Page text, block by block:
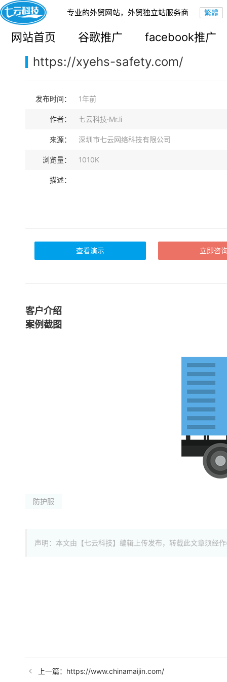
专业的外贸网站，外贸独立站服务商
网站首页 谷歌推广 facebook推广
您的当前位置： 网站首页>案例展示>B2B外贸独立站
https://xyehs-safety.com/
发布时间： 1年前
作者： 七云科技·Mr.li
来源： 深圳市七云网络科技有限公司
浏览量： 1010K
描述：
查看演示 立即咨
客户介绍
案例截图
防护服
声明：本文由【七云科技】编辑上传发布，转载此文章须经
上一篇：https://www.chinamaijin.com/